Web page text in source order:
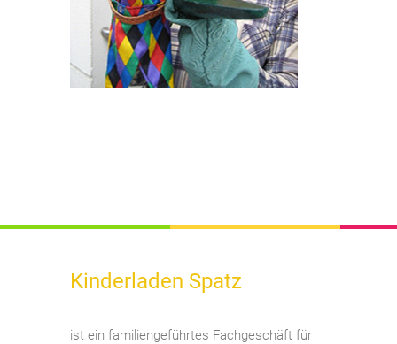
Kinderladen Spatz
ist ein familiengeführtes Fachgeschäft für